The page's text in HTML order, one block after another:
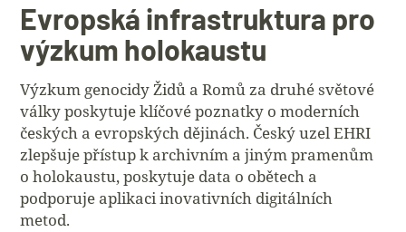
Evropská infrastruktura pro
výzkum holokaustu
Výzkum genocidy Židů a Romů za druhé světové
války poskytuje klíčové poznatky o moderních
českých a evropských dějinách. Český uzel EHRI
zlepšuje přístup k archivním a jiným pramenům
o holokaustu, poskytuje data o obětech a
podporuje aplikaci inovativních digitálních
metod.